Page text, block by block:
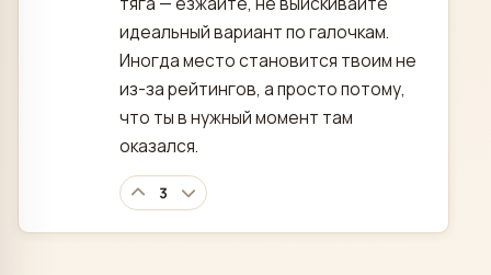
идеальный вариант по галочкам.
Иногда место становится твоим не
из-за рейтингов, а просто потому,
что ты в нужный момент там
оказался.
3